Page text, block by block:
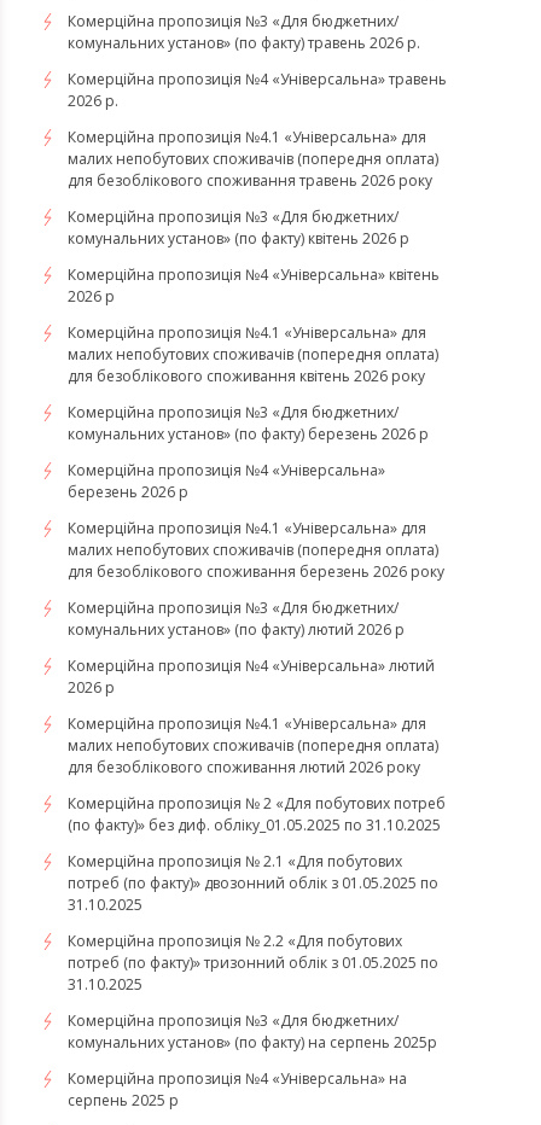
Комерційна пропозиція №3 «Для бюджетних/
комунальних установ» (по факту) травень 2026 р.
Комерційна пропозиція №4 «Універсальна» травень
2026 р.
Комерційна пропозиція №4.1 «Універсальна» для
малих непобутових споживачів (попередня оплата)
для безоблікового споживання травень 2026 року
Комерційна пропозиція №3 «Для бюджетних/
комунальних установ» (по факту) квітень 2026 р
Комерційна пропозиція №4 «Універсальна» квітень
2026 р
Комерційна пропозиція №4.1 «Універсальна» для
малих непобутових споживачів (попередня оплата)
для безоблікового споживання квітень 2026 року
Комерційна пропозиція №3 «Для бюджетних/
комунальних установ» (по факту) березень 2026 р
Комерційна пропозиція №4 «Універсальна»
березень 2026 р
Комерційна пропозиція №4.1 «Універсальна» для
малих непобутових споживачів (попередня оплата)
для безоблікового споживання березень 2026 року
Комерційна пропозиція №3 «Для бюджетних/
комунальних установ» (по факту) лютий 2026 р
Комерційна пропозиція №4 «Універсальна» лютий
2026 р
Комерційна пропозиція №4.1 «Універсальна» для
малих непобутових споживачів (попередня оплата)
для безоблікового споживання лютий 2026 року
Комерційна пропозиція № 2 «Для побутових потреб
(по факту)» без диф. обліку_01.05.2025 по 31.10.2025
Комерційна пропозиція № 2.1 «Для побутових
потреб (по факту)» двозонний облік з 01.05.2025 по
31.10.2025
Комерційна пропозиція № 2.2 «Для побутових
потреб (по факту)» тризонний облік з 01.05.2025 по
31.10.2025
Комерційна пропозиція №3 «Для бюджетних/
комунальних установ» (по факту) на серпень 2025р
Комерційна пропозиція №4 «Універсальна» на
серпень 2025 р